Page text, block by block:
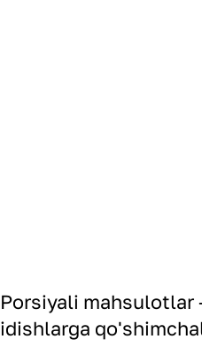
Porsiyali mahsulotlar
idishlarga